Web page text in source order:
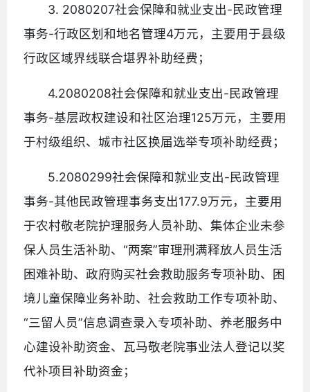
3. 2080207社会保障和就业支出-民政管理
事务-行政区划和地名管理4万元，主要用于县级
行政区域界线联合堪界补助经费；
4.2080208社会保障和就业支出-民政管理
事务-基层政权建设和社区治理125万元，主要用
于村级组织、城市社区换届选举专项补助经费；
5.2080299社会保障和就业支出-民政管理
事务-其他民政管理事务支出177.9万元，主要用
于农村敬老院护理服务人员补助、集体企业未参
保人员生活补助、“两案”审理刑满释放人员生活
困难补助、政府购买社会救助服务专项补助、困
境儿童保障业务补助、社会救助工作专项补助、
“三留人员”信息调查录入专项补助、养老服务中
心建设补助资金、瓦马敬老院事业法人登记以奖
代补项目补助资金；